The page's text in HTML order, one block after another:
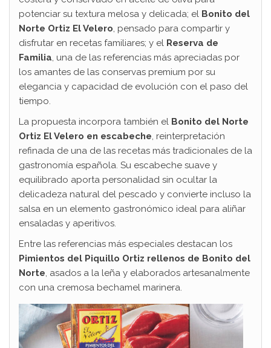
potenciar su textura melosa y delicada; el Bonito del
Norte Ortiz El Velero, pensado para compartir y
disfrutar en recetas familiares; y el Reserva de
Familia, una de las referencias más apreciadas por
los amantes de las conservas premium por su
elegancia y capacidad de evolución con el paso del
tiempo.
La propuesta incorpora también el Bonito del Norte
Ortiz El Velero en escabeche, reinterpretación
refinada de una de las recetas más tradicionales de la
gastronomía española. Su escabeche suave y
equilibrado aporta personalidad sin ocultar la
delicadeza natural del pescado y convierte incluso la
salsa en un elemento gastronómico ideal para aliñar
ensaladas y aperitivos.
Entre las referencias más especiales destacan los
Pimientos del Piquillo Ortiz rellenos de Bonito del
Norte, asados a la leña y elaborados artesanalmente
con una cremosa bechamel marinera.